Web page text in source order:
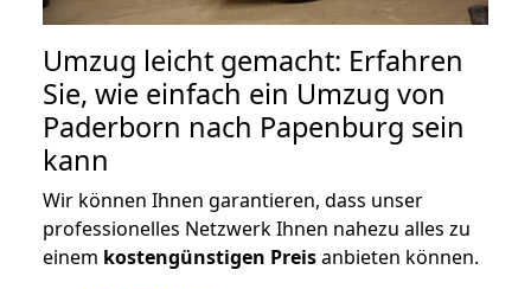
Umzug leicht gemacht: Erfahren
Sie, wie einfach ein Umzug von
Paderborn nach Papenburg sein
kann
Wir können Ihnen garantieren, dass unser
professionelles Netzwerk Ihnen nahezu alles zu
einem kostengünstigen Preisanbieten können.